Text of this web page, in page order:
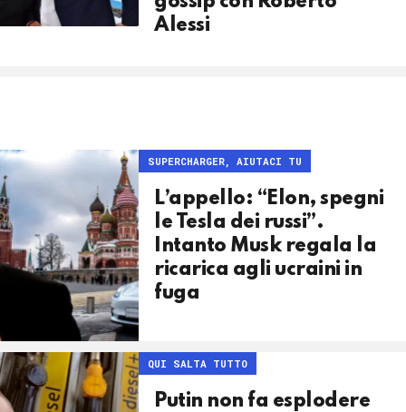
Alessi
SUPERCHARGER, AIUTACI TU
L’appello: “Elon, spegni
le Tesla dei russi”.
Intanto Musk regala la
ricarica agli ucraini in
fuga
QUI SALTA TUTTO
Putin non fa esplodere